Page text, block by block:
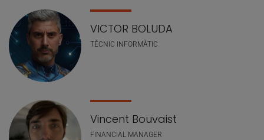
Llistat de personal
VICTOR BOLUDA
TÈCNIC INFORMÀTIC
Vincent Bouvaist
FINANCIAL MANAGER